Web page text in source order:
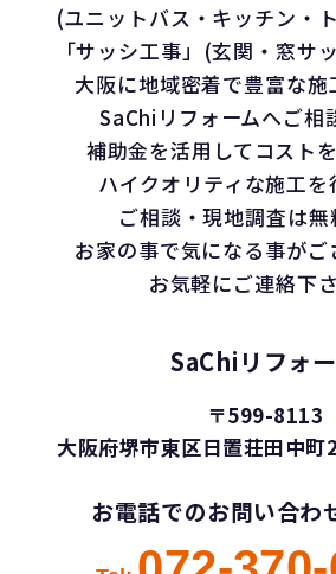
(ユニットバス・キッチン・
「サッシ工事」(玄関・窓サ
大阪に地域密着で豊富な施
SaChiリフォームへご相
補助金を活用してコスト
ハイクオリティな施工を
ご相談・現地調査は無
お家の事で気になる事がご
お気軽にご連絡下
SaChiリフォ
〒599-8113
大阪府堺市東区日置荘田中
お電話でのお問い合わ